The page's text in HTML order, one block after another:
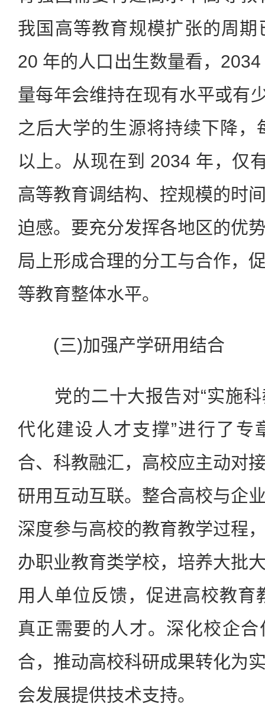
我国高等教育规模扩张的周
20 年的人口出生数量看，
量每年会维持在现有水平或有
之后大学的生源将持续下降，
以上。从现在到 2034 年，仅
高等教育调结构、控规模的时
迫感。要充分发挥各地区的优
局上形成合理的分工与合作，
等教育整体水平。
(三)加强产学研用结合
党的二十大报告对“实施科
代化建设人才支撑”进行了专
合、科教融汇，高校应主动对
研用互动互联。整合高校与企
深度参与高校的教育教学过程
办职业教育类学校，培养大批
用人单位反馈，促进高校教育
真正需要的人才。深化校企
合，推动高校科研成果转化为
会发展提供技术支持。